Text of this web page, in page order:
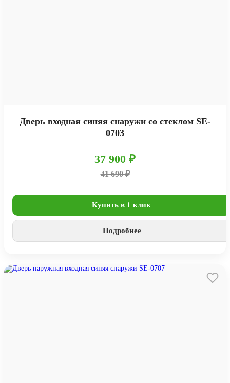
Дверь входная синяя снаружи со стеклом SE-
0703
37 900 ₽
41 690 ₽
Купить в 1 клик
Подробнее